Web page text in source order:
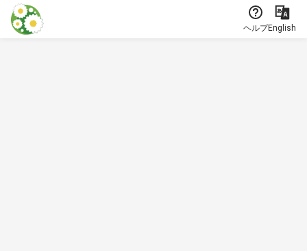
本文に飛ぶ
ヘルプEnglish